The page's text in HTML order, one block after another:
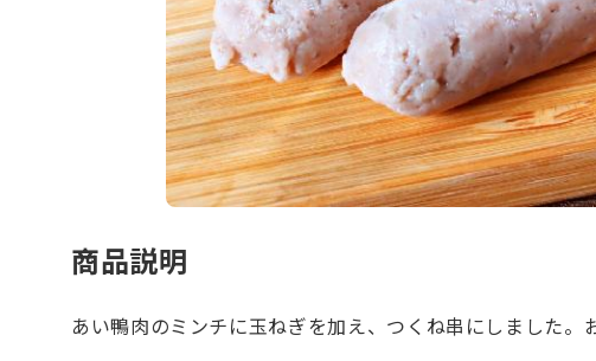
商品説明
あい鴨肉のミンチに玉ねぎを加え、つくね串にしました。